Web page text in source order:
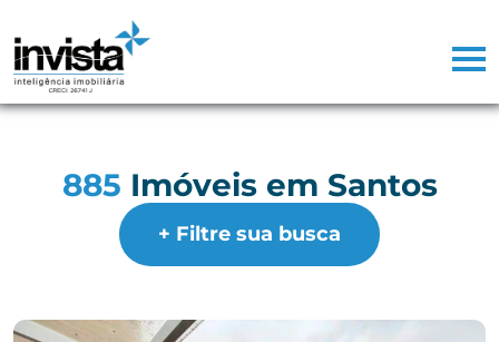
885 Imóveis em Santos
+ Filtre sua busca